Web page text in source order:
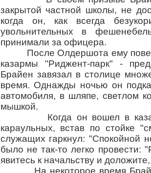
закрытой частной школы, не
когда он, как всегда
увольнительных в
принимали за офицера.
После Олдершота ему
казармы "Риджент-парк" -
Брайен завязал в столице
время. Однажды ночью он
автомобиля, в шляпе, светлом
мышкой.
Когда он вошел в
караульных, встав по стойке
служащих гаркнул: "Спокойной
было не так-то легко провести:
явитесь к начальству и
На некоторое время